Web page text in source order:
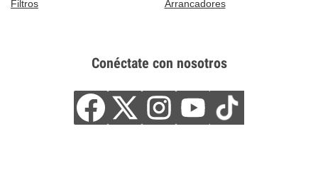
Filtros
Arrancadores
Conéctate con nosotros